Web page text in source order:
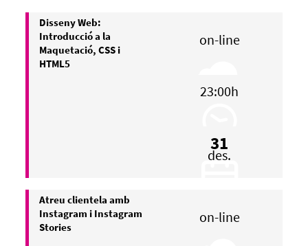
Disseny Web:
Introducció a la
Maquetació, CSS i
HTML5
on-line
23:00h
31
des.
Atreu clientela amb
Instagram i Instagram
Stories
on-line